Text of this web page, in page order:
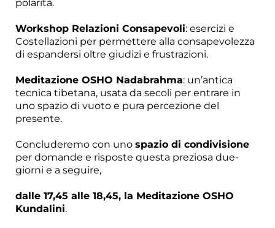
polarità.
Workshop Relazioni Consapevoli: esercizi e
Costellazioni per permettere alla consapevolezza
di espandersi oltre giudizi e frustrazioni.
Meditazione OSHO Nadabrahma: un’antica
tecnica tibetana, usata da secoli per entrare in
uno spazio di vuoto e pura percezione del
presente.
Concluderemo con uno spazio di condivisione
per domande e risposte questa preziosa due-
giorni e a seguire,
dalle 17,45 alle 18,45, la Meditazione OSHO
Kundalini.